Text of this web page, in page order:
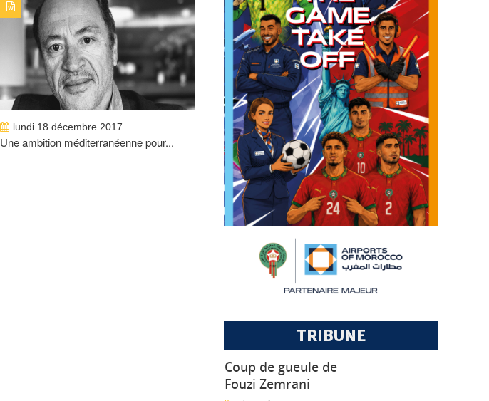
lundi 18 décembre 2017
Une ambition méditerranéenne pour...
TRIBUNE
Coup de gueule de
Fouzi Zemrani